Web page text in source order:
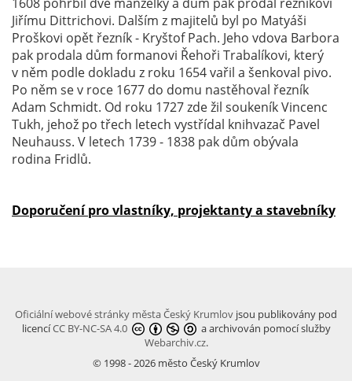
Jiřímu Dittrichovi. Dalším z majitelů byl po Matyáši
Proškovi opět řezník - Kryštof Pach. Jeho vdova Barbora
pak prodala dům formanovi Řehoři Trabalíkovi, který
v něm podle dokladu z roku 1654 vařil a šenkoval pivo.
Po něm se v roce 1677 do domu nastěhoval řezník
Adam Schmidt. Od roku 1727 zde žil soukeník Vincenc
Tukh, jehož po třech letech vystřídal knihvazač Pavel
Neuhauss. V letech 1739 - 1838 pak dům obývala
rodina Fridlů.
Doporučení pro vlastníky, projektanty a stavebníky
Oficiální webové stránky města Český Krumlov jsou publikovány pod
licencíCC BY-NC-SA 4.0
a archivován pomocí služby
Webarchiv.cz.
© 1998 - 2026 město Český Krumlov